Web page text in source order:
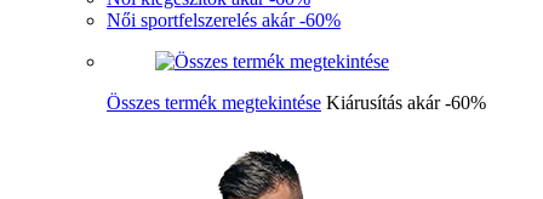
Női sportfelszerelés akár -60%
Összes termék megtekintése Kiárusítás akár -60%